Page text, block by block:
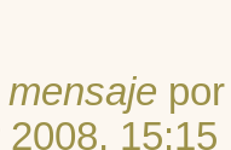
2008, 15:15